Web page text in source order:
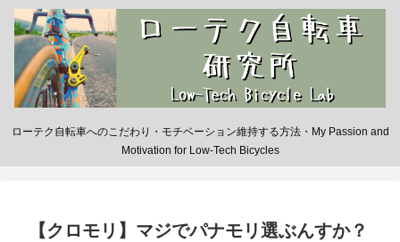
ローテク自転車へのこだわり・モチベーション維持する方法・My Passion and
Motivation for Low-Tech Bicycles
【クロモリ】マジでパナモリ選ぶんすか？